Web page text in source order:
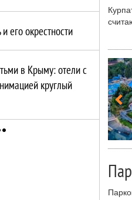
его окрестности
в Крыму: отели с
круглый
не